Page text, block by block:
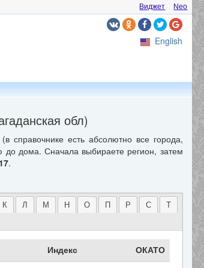
Neo
Виджет
English
обл)
справочнике есть абсолютно все города,
до дома. Сначала выбираете регион, затем
.
К Л М Н О П Р С
Т
Индекс ОКАТО